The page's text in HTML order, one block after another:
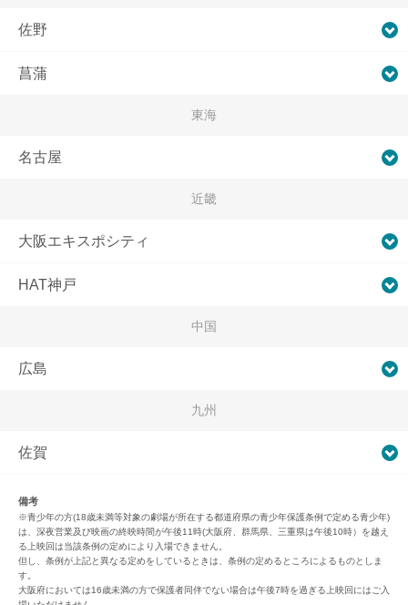
佐野
菖蒲
東海
名古屋
近畿
大阪エキスポシティ
HAT神戸
中国
広島
九州
佐賀
備考
※青少年の方(18歳未満等対象の劇場が所在する都道府県の青少年保護条例で定める青少年)
は、深夜営業及び映画の終映時間が午後11時(大阪府、群馬県、三重県は午後10時）を越え
る上映回は当該条例の定めにより入場できません。
但し、条例が上記と異なる定めをしているときは、条例の定めるところによるものとしま
す。
大阪府においては16歳未満の方で保護者同伴でない場合は午後7時を過ぎる上映回にはご入